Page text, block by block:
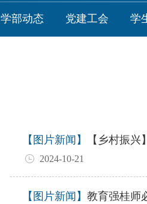
学部动态 党建工会 学
【图片新闻】 【乡村振
2024-10-21
【图片新闻】 教育强桂师